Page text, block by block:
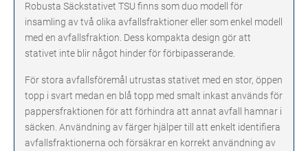
Robusta Säckstativet TSU finns som duo modell för
insamling av två olika avfallsfraktioner eller som enkel modell
med en avfallsfraktion. Dess kompakta design gör att
stativet inte blir något hinder för förbipasserande.
För stora avfallsföremål utrustas stativet med en stor, öppen
topp i svart medan en blå topp med smalt inkast används för
pappersfraktionen för att förhindra att annat avfall hamnar i
säcken. Användning av färger hjälper till att enkelt identifiera
avfallsfraktionerna och försäkrar en korrekt användning av